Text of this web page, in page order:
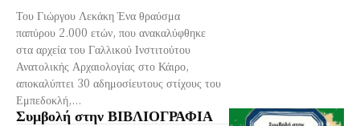
Του Γιώργου Λεκάκη Ένα θραύσμα
παπύρου 2.000 ετών, που ανακαλύφθηκε
στα αρχεία του Γαλλικού Ινστιτούτου
Ανατολικής Αρχαιολογίας στο Κάιρο,
αποκαλύπτει 30 αδημοσίευτους στίχους του
Εμπεδοκλή,...
Συμβολή στην ΒΙΒΛΙΟΓΡΑΦΙΑ